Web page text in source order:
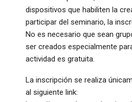
dispositivos que habiliten la
participar del seminario, la
No es necesario que sean
ser creados especialmente
actividad es gratuita.
La inscripción se realiza
al siguiente link: